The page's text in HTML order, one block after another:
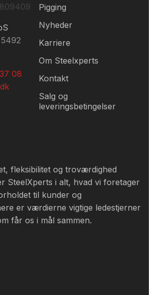
fleksibilitet og troværdighed
SteelXperts i alt, hvad vi foretager
til kunder og
er værdierne vigtige ledestjerner
får os i mål sammen.
Pigging
Nyheder
Karriere
Om Steelxperts
Kontakt
Salg og
leveringsbetingelser
08